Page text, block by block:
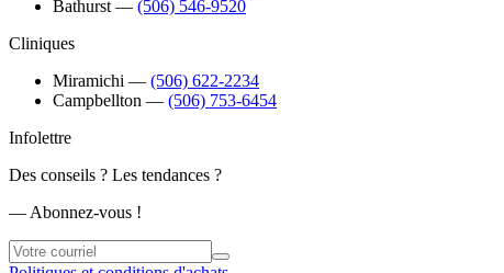
Bathurst ― (506) 546-9520
Cliniques
Miramichi ― (506) 622-2234
Campbellton ― (506) 753-6454
Infolettre
Des conseils ? Les tendances ?
― Abonnez-vous !